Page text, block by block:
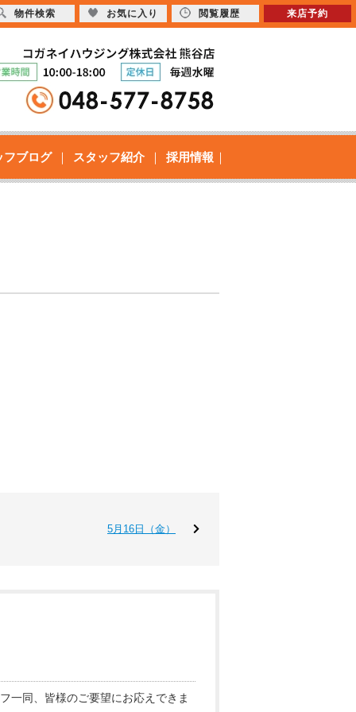
フブログ スタッフ紹介 採用情報
5月16日（金）
一同、皆様のご要望にお応えできま
物件検索 お気に入り 閲覧履歴 来店予約